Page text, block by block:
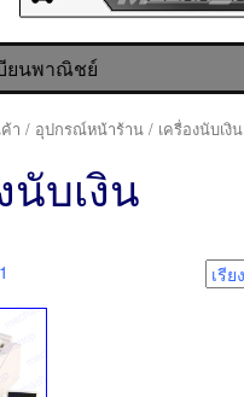
ยนพาณิชย์
า / อุปกรณ์หน้าร้าน / เครื่องนับเงิน
นับเงิน